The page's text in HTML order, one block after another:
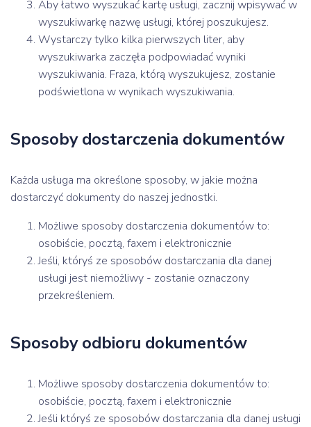
Aby łatwo wyszukać kartę usługi, zacznij wpisywać w
wyszukiwarkę nazwę usługi, której poszukujesz.
Wystarczy tylko kilka pierwszych liter, aby
wyszukiwarka zaczęła podpowiadać wyniki
wyszukiwania. Fraza, którą wyszukujesz, zostanie
podświetlona w wynikach wyszukiwania.
Sposoby dostarczenia dokumentów
Każda usługa ma określone sposoby, w jakie można
dostarczyć dokumenty do naszej jednostki.
Możliwe sposoby dostarczenia dokumentów to:
osobiście, pocztą, faxem i elektronicznie
Jeśli, któryś ze sposobów dostarczania dla danej
usługi jest niemożliwy - zostanie oznaczony
przekreśleniem.
Sposoby odbioru dokumentów
Możliwe sposoby dostarczenia dokumentów to:
osobiście, pocztą, faxem i elektronicznie
Jeśli któryś ze sposobów dostarczania dla danej usługi